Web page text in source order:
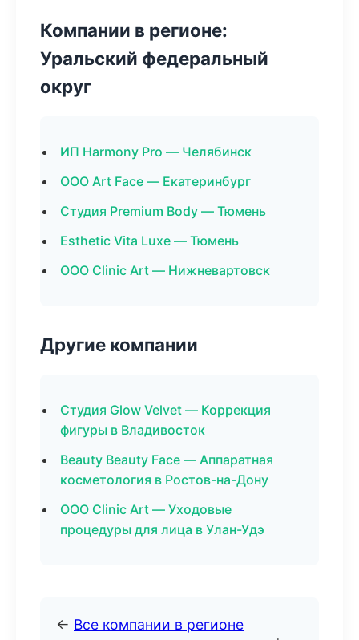
Компании в регионе:
Уральский федеральный
округ
ИП Harmony Pro — Челябинск
ООО Art Face — Екатеринбург
Студия Premium Body — Тюмень
Esthetic Vita Luxe — Тюмень
ООО Clinic Art — Нижневартовск
Другие компании
Студия Glow Velvet — Коррекция
фигуры в Владивосток
Beauty Beauty Face — Аппаратная
косметология в Ростов-на-Дону
ООО Clinic Art — Уходовые
процедуры для лица в Улан-Удэ
← Все компании в регионе